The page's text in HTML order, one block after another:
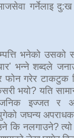
गर्नेलाइ दु:ख
भनेको उसको
भन्ने शब्दले
फोन गरेर टाकटुक
भयो? यति
इज्जत र
जघन्य
कि नलगाउने?